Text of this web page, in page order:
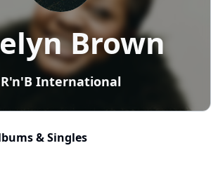
Brown
R'n'B International
& Singles